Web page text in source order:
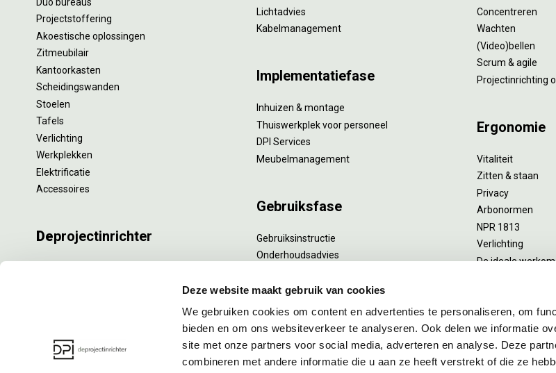
Deze website maakt gebruik van cookies
We gebruiken cookies om content en advertenties te personaliseren, om
bieden en om ons websiteverkeer te analyseren. Ook delen we informatie
site met onze partners voor social media, adverteren en analyse. Deze
combineren met andere informatie die u aan ze heeft verstrekt of die ze
Projectstoffering
Akoestische oplossingen
Zitmeubilair
Kantoorkasten
Scheidingswanden
Stoelen
Tafels
Verlichting
Werkplekken
Elektrificatie
Accessoires
Deprojectinrichter
Lichtadvies
Kabelmanagement
Implementatiefase
Inhuizen & montage
Thuiswerkplek voor personeel
DPI Services
Meubelmanagement
Gebruiksfase
Gebruiksinstructie
Onderhoudsadvies
Specialistische reiniging
Refurbishment
Interne verhuizing
Concentreren
Wachten
(Video)bellen
Scrum & agile
Projectinrichting
Ergonomie
Vitaliteit
Zitten & staan
Privacy
Arbonormen
NPR 1813
Verlichting
De ideale